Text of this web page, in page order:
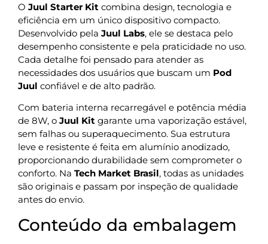
O Juul Starter Kit combina design, tecnologia e
eficiência em um único dispositivo compacto.
Desenvolvido pela Juul Labs, ele se destaca pelo
desempenho consistente e pela praticidade no uso.
Cada detalhe foi pensado para atender as
necessidades dos usuários que buscam um Pod
Juul confiável e de alto padrão.
Com bateria interna recarregável e potência média
de 8W, o Juul Kit garante uma vaporização estável,
sem falhas ou superaquecimento. Sua estrutura
leve e resistente é feita em alumínio anodizado,
proporcionando durabilidade sem comprometer o
conforto. Na Tech Market Brasil, todas as unidades
são originais e passam por inspeção de qualidade
antes do envio.
Conteúdo da embalagem